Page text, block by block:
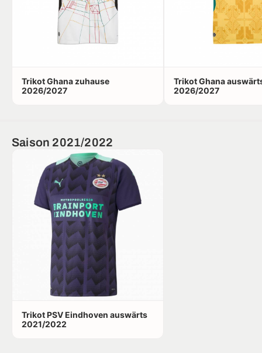
Trikot Ghana zuhause
2026/2027
Trikot Ghana
2026/2027
Saison 2021/2022
Trikot PSV Eindhoven auswärts
2021/2022